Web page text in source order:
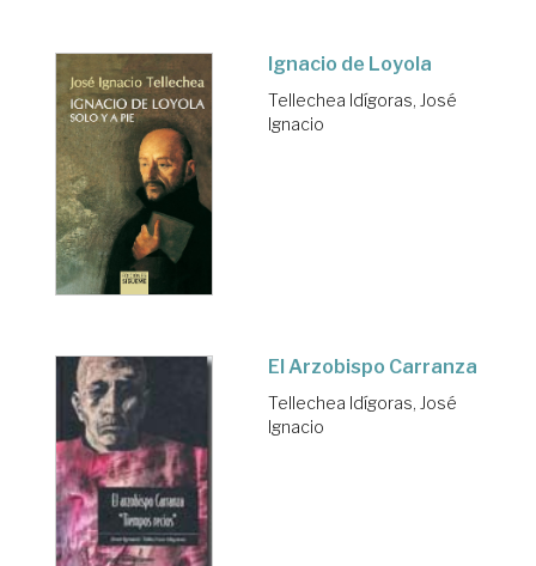
Ignacio de Loyola
Tellechea Idígoras, José
Ignacio
El Arzobispo Carranza
Tellechea Idígoras, José
Ignacio